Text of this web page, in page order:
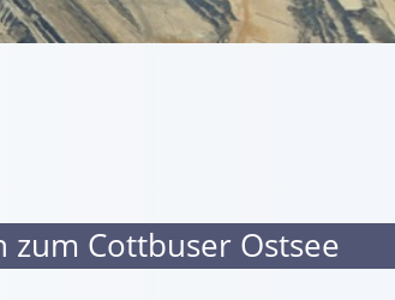
zum Cottbuser Ostsee